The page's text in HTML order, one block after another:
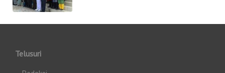
Telusuri